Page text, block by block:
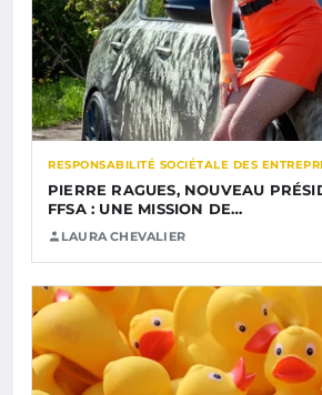
RESPONSABILITÉ SOCIÉTALE DES
PIERRE RAGUES, NOUVEAU
FFSA : UNE MISSION DE…
LAURA CHEVALIER